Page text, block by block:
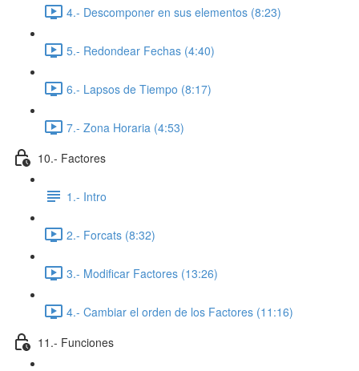
4.- Descomponer en sus elementos (8:23)
5.- Redondear Fechas (4:40)
6.- Lapsos de Tiempo (8:17)
7.- Zona Horaria (4:53)
10.- Factores
1.- Intro
2.- Forcats (8:32)
3.- Modificar Factores (13:26)
4.- Cambiar el orden de los Factores (11:16)
11.- Funciones